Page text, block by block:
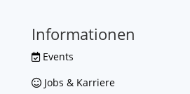
Informationen
Events
Jobs & Karriere